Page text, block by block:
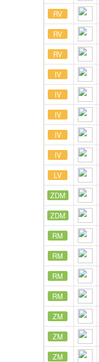
RV
RV
RV
IV
IV
IV
IV
IV
LV
ZDM
ZDM
RM
RM
RM
RM
ZM
ZM
ZM